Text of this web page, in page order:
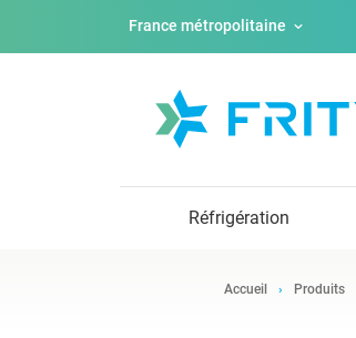
France métropolitaine
Réfrigération
Accueil Produits